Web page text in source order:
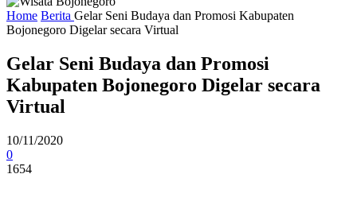
Home Berita Gelar Seni Budaya dan Promosi Kabupaten
Bojonegoro Digelar secara Virtual
Gelar Seni Budaya dan Promosi
Kabupaten Bojonegoro Digelar secara
Virtual
10/11/2020
0
1654